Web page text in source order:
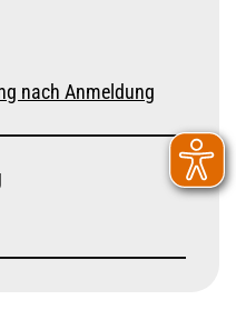
nach Anmeldung